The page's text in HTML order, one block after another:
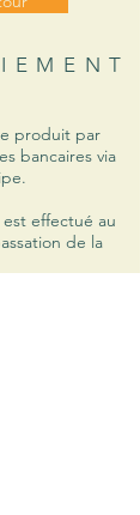
produit par
bancaires via
effectué au
de la